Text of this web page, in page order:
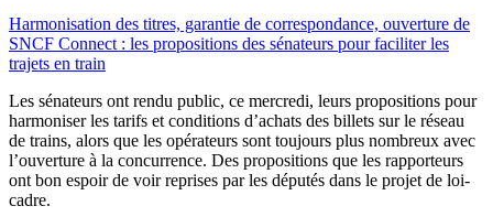
Harmonisation des titres, garantie de correspondance, ouverture de
SNCF Connect : les propositions des sénateurs pour faciliter les
trajets en train
Les sénateurs ont rendu public, ce mercredi, leurs propositions pour
harmoniser les tarifs et conditions d’achats des billets sur le réseau
de trains, alors que les opérateurs sont toujours plus nombreux avec
l’ouverture à la concurrence. Des propositions que les rapporteurs
ont bon espoir de voir reprises par les députés dans le projet de loi-
cadre.